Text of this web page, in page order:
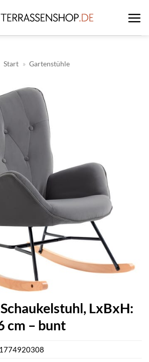
Start » Gartenstühle
LxBxH:
cm – bunt